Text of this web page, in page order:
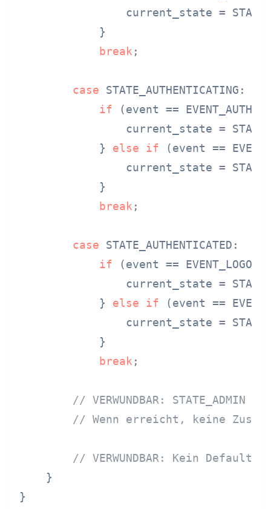
current_state =
            }
break ;
case STATE_AUTHENTICATING:
if (event ==
current_state =
            }
else if (event ==
current_state =
            }
break ;
case STATE_AUTHENTICATED:
if (event ==
current_state =
            }
else if (event ==
current_state =
            }
break ;
// VERWUNDBAR:
// Wenn erreicht, keine
// VERWUNDBAR: Kein
    }